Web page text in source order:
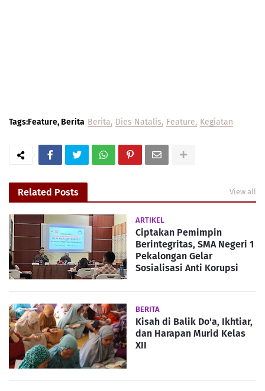
Tags:Feature, Berita Berita Dies Natalis Feature Kegiatan
Related Posts View all
ARTIKEL
Ciptakan Pemimpin
Berintegritas, SMA Negeri 1
Pekalongan Gelar
Sosialisasi Anti Korupsi
BERITA
Kisah di Balik Do'a, Ikhtiar,
dan Harapan Murid Kelas
XII